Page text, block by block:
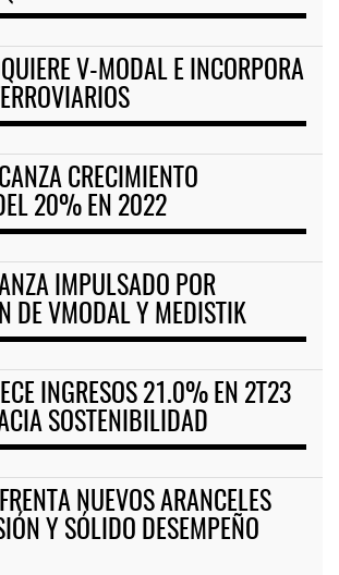
V-MODAL E INCORPORA
CRECIMIENTO
20% EN 2022
IMPULSADO POR
DE VMODAL Y MEDISTIK
INGRESOS 21.0% EN 2T23
SOSTENIBILIDAD
NUEVOS ARANCELES
Y SÓLIDO DESEMPEÑO